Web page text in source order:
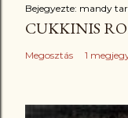
Bejegyezte: mandy
CUKKINIS
Megosztás 1